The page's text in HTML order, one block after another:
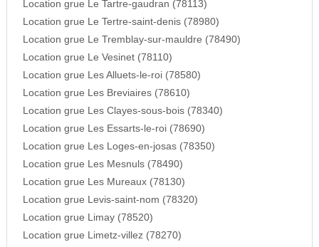
Location grue Le Tartre-gaudran (78113)
Location grue Le Tertre-saint-denis (78980)
Location grue Le Tremblay-sur-mauldre (78490)
Location grue Le Vesinet (78110)
Location grue Les Alluets-le-roi (78580)
Location grue Les Breviaires (78610)
Location grue Les Clayes-sous-bois (78340)
Location grue Les Essarts-le-roi (78690)
Location grue Les Loges-en-josas (78350)
Location grue Les Mesnuls (78490)
Location grue Les Mureaux (78130)
Location grue Levis-saint-nom (78320)
Location grue Limay (78520)
Location grue Limetz-villez (78270)